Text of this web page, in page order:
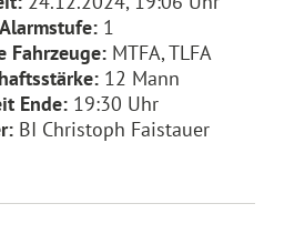
Alarmstufe:1
Fahrzeuge: MTFA, TLFA
12 Mann
Ende: 19:30 Uhr
BI Christoph Faistauer